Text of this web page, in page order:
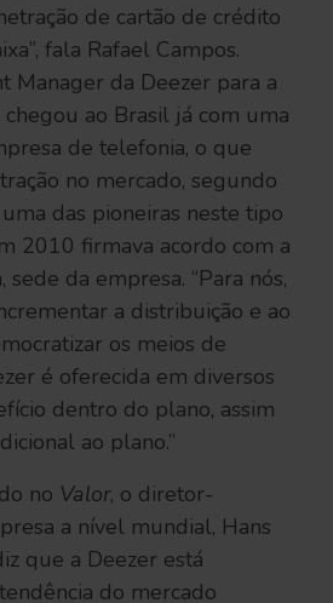
de cartão de crédito
fala Rafael Campos.
Manager da Deezer para a
ao Brasil já com uma
de telefonia, o que
no mercado, segundo
das pioneiras neste tipo
2010 firmava acordo com a
sede da empresa. “Para nós,
a distribuição e ao
os meios de
é oferecida em diversos
dentro do plano, assim
ao plano.”
no Valor, o diretor-
a nível mundial, Hans
que a Deezer está
do mercado